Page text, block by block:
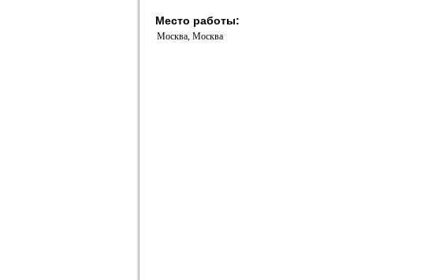
Место работы:
Москва, Москва